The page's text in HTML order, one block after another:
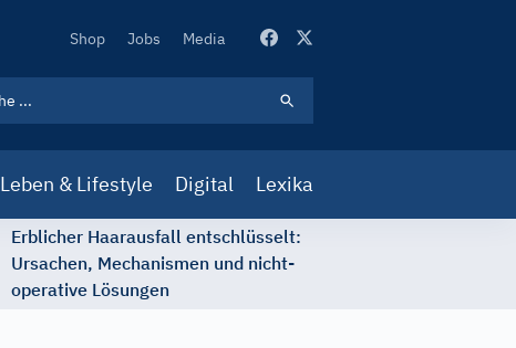
Secondary
Shop Jobs Media
Leben & Lifestyle Digital Lexika
Erblicher Haarausfall entschlüsselt:
Ursachen, Mechanismen und nicht-
operative Lösungen